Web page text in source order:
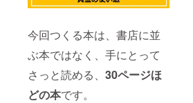
今回つくる本は、書店に並
ぶ本ではなく、手にとって
さっと読める、 30ページほ
どの本です。